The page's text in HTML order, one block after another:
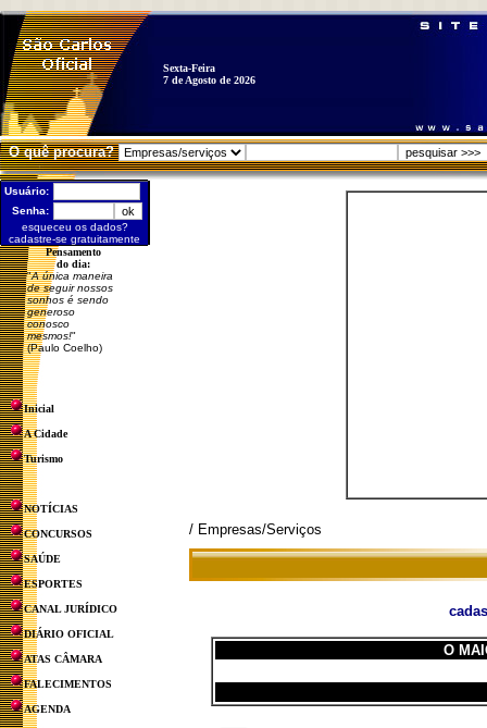
Sexta-Feira
7 de Agosto de 2026
O quê procura?
Usuário:
Senha:
esqueceu os dados?
cadastre-se gratuitamente
Pensamento
do dia:
"A única maneira
de seguir nossos
sonhos é sendo
generoso
conosco
mesmos!"
(Paulo Coelho)
Inicial
A Cidade
Turismo
NOTÍCIAS
CONCURSOS
SAÚDE
ESPORTES
CANAL JURÍDICO
DIÁRIO OFICIAL
ATAS CÂMARA
FALECIMENTOS
AGENDA
/ Empresas/Serviços
O